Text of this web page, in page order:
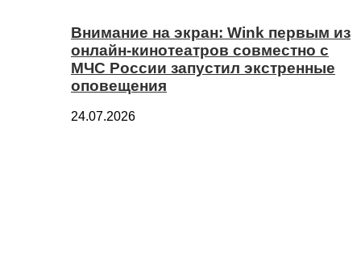
Внимание на экран: Wink первым из
онлайн-кинотеатров совместно с
МЧС России запустил экстренные
оповещения
24.07.2026